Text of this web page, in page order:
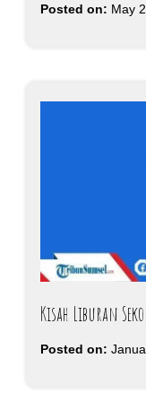
Posted on: May
Kisah Liburan
Posted on: